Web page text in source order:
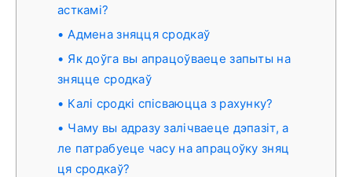
асткамі?
Адмена зняцця сродкаў
Як доўга вы апрацоўваеце запыты на
зняцце сродкаў
Калі сродкі спісваюцца з рахунку?
Чаму вы адразу залічваеце дэпазіт, а
ле патрабуеце часу на апрацоўку зняц
ця сродкаў?